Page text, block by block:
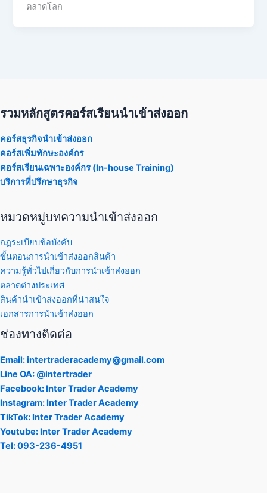
ตลาดโลก
รวมหลักสูตรคอร์สเรียนนำเข้าส่งออก
คอร์สธุรกิจนำเข้าส่งออก
คอร์สเพิ่มทักษะองค์กร
คอร์สเรียนเฉพาะองค์กร (In-house Training)
บริการที่ปรึกษาธุรกิจ
หมวดหมู่บทความนำเข้าส่งออก
กฎระเบียบข้อบังคับ
ขั้นตอนการนำเข้าส่งออกสินค้า
ความรู้ทั่วไปเกี่ยวกับการนำเข้าส่งออก
ตลาดต่างประเทศ
สินค้านำเข้าส่งออกที่น่าสนใจ
เอกสารการนำเข้าส่งออก
ช่องทางติดต่อ
Email: intertraderacademy@gmail.com
Line OA: @intertrader
Facebook: Inter Trader Academy
Instagram: Inter Trader Academy
TikTok: Inter Trader Academy
Youtube: Inter Trader Academy
Tel: 093-236-4951